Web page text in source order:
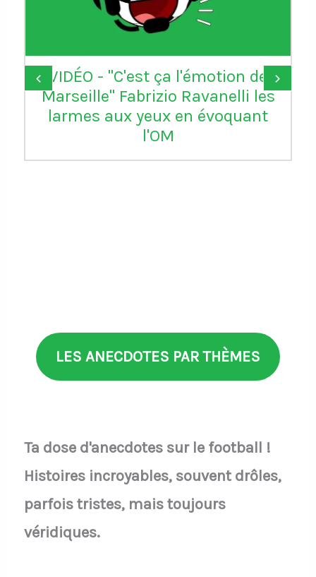
VIDÉO - "C'est ça l'émotion de
Marseille" Fabrizio Ravanelli les
larmes aux yeux en évoquant
l'OM
‹ ›
LES ANECDOTES PAR THÈMES
Ta dose d'anecdotes sur le football !
Histoires incroyables, souvent drôles,
parfois tristes, mais toujours
véridiques.